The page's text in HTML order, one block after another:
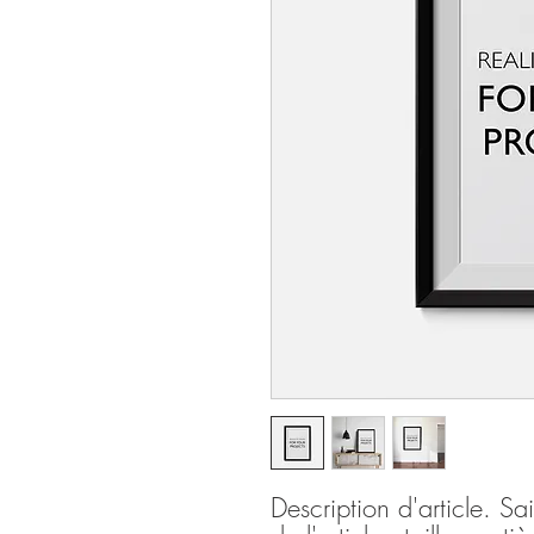
Description d'article.